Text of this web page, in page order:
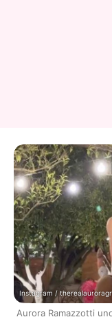
Instagram /
Aurora Ramazzotti